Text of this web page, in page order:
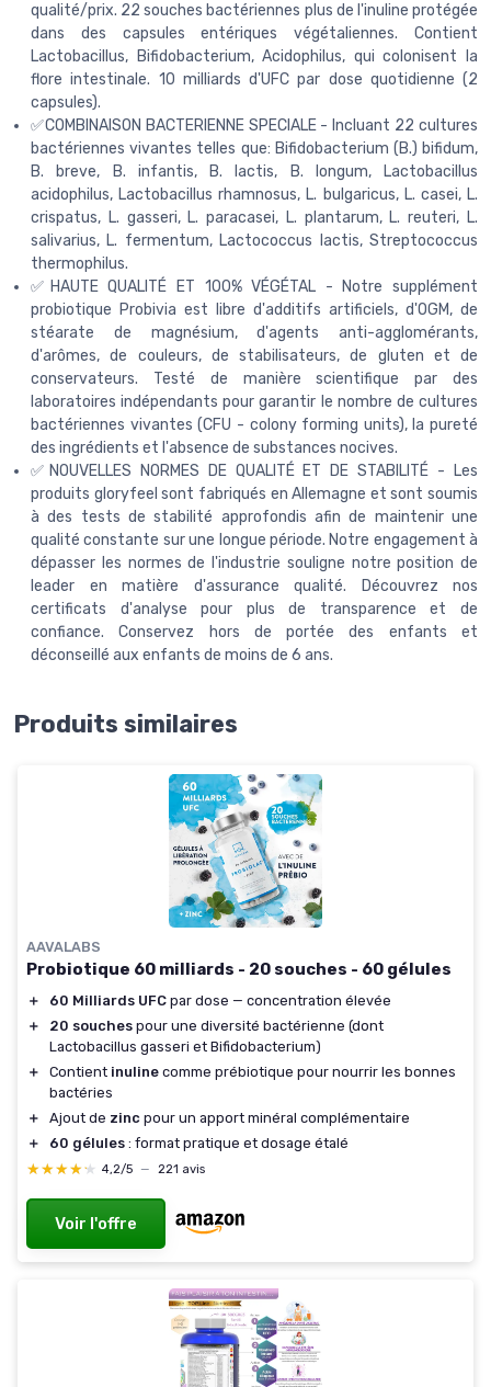
qualité/prix. 22 souches bactériennes plus de l'inuline protégée
dans des capsules entériques végétaliennes. Contient
Lactobacillus, Bifidobacterium, Acidophilus, qui colonisent la
flore intestinale. 10 milliards d'UFC par dose quotidienne (2
capsules).
✅COMBINAISON BACTERIENNE SPECIALE - Incluant 22 cultures
bactériennes vivantes telles que: Bifidobacterium (B.) bifidum,
B. breve, B. infantis, B. lactis, B. longum, Lactobacillus
acidophilus, Lactobacillus rhamnosus, L. bulgaricus, L. casei, L.
crispatus, L. gasseri, L. paracasei, L. plantarum, L. reuteri, L.
salivarius, L. fermentum, Lactococcus lactis, Streptococcus
thermophilus.
✅HAUTE QUALITÉ ET 100% VÉGÉTAL - Notre supplément
probiotique Probivia est libre d'additifs artificiels, d'OGM, de
stéarate de magnésium, d'agents anti-agglomérants,
d'arômes, de couleurs, de stabilisateurs, de gluten et de
conservateurs. Testé de manière scientifique par des
laboratoires indépendants pour garantir le nombre de cultures
bactériennes vivantes (CFU - colony forming units), la pureté
des ingrédients et l'absence de substances nocives.
✅NOUVELLES NORMES DE QUALITÉ ET DE STABILITÉ - Les
produits gloryfeel sont fabriqués en Allemagne et sont soumis
à des tests de stabilité approfondis afin de maintenir une
qualité constante sur une longue période. Notre engagement à
dépasser les normes de l'industrie souligne notre position de
leader en matière d'assurance qualité. Découvrez nos
certificats d'analyse pour plus de transparence et de
confiance. Conservez hors de portée des enfants et
déconseillé aux enfants de moins de 6 ans.
Produits similaires
AAVALABS
Probiotique 60 milliards - 20 souches - 60 gélules
＋ 60 Milliards UFC par dose — concentration élevée
＋
20 souches pour une diversité bactérienne (dont
Lactobacillus gasseri et Bifidobacterium)
＋
Contient inuline comme prébiotique pour nourrir les bonnes
bactéries
＋
Ajout de zinc pour un apport minéral complémentaire
＋
60 gélules : format pratique et dosage étalé
★★★★★
★★★★★ 4,2/5 — 221 avis
Voir l'offre